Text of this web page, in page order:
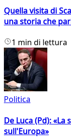
Quella visita di
una storia che
1 min di lettura
Politica
De Luca (Pd):
sull'Europa»